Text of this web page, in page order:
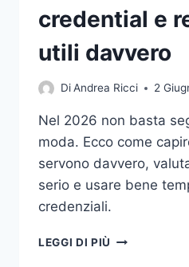
credential e
utili davvero
DiAndrea Ricci 2
Nel 2026 non basta
moda. Ecco come
servono davvero,
serio e usare bene
credenziali.
LEGGI DI PIÙ FORMAZIONE